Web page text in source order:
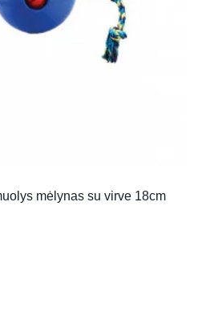
mėlynas su virve 18cm